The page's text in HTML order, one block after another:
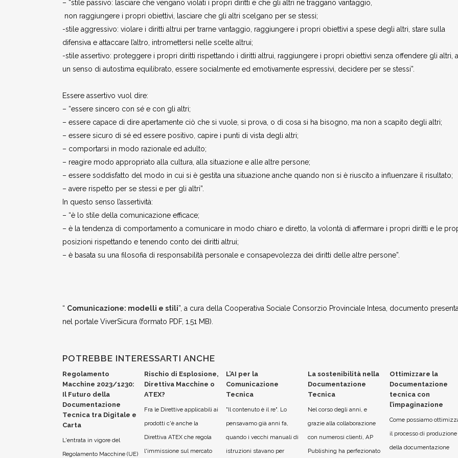
– “stile passivo: lasciare che vengano violati i propri diritti e che gli altri ne traggano vantaggio,
non raggiungere i propri obiettivi, lasciare che gli altri scelgano per se stessi;
-stile aggressivo: violare i diritti altrui per trarne vantaggio, raggiungere i propri obiettivi a spese degli altri, stare sulla
difensiva e attaccare l’altro, intromettersi nelle scelte altrui;
-stile assertivo: proteggere i propri diritti rispettando i diritti altrui, raggiungere i propri obiettivi senza offendere gli altri,
un senso di autostima equilibrato, essere socialmente ed emotivamente espressivi, decidere per se stessi”.
Essere assertivo vuol dire:
– “essere sincero con sé e con gli altri;
– essere capace di dire apertamente ciò che si vuole, si prova, o di cosa si ha bisogno, ma non a scapito degli altri;
– essere sicuro di sé ed essere positivo, capire i punti di vista degli altri;
– comportarsi in modo razionale ed adulto;
– reagire modo appropriato alla cultura, alla situazione e alle altre persone;
– essere soddisfatto del modo in cui si è gestita una situazione anche quando non si è riuscito a influenzare il risultato;
– avere rispetto per se stessi e per gli altri”.
In questo senso l’assertività:
– “è lo stile della comunicazione efficace;
– è la tendenza di comportamento a comunicare in modo chiaro e diretto, la volontà di affermare i propri diritti e le
posizioni rispettando e tenendo conto dei diritti altrui;
– è basata su una filosofia di responsabilità personale e consapevolezza dei diritti delle altre persone”.
“ Comunicazione: modelli e stili”, a cura della Cooperativa Sociale Consorzio Provinciale Intesa, documento
nel portale ViverSicura (formato PDF, 1.51 MB).
POTREBBE INTERESSARTI ANCHE
Regolamento
Macchine 2023/1230:
Il Futuro della
Documentazione
Tecnica tra Digitale e
Carta
L'entrata in vigore del
Regolamento Macchine (UE)
Rischio di Esplosione,
Direttiva Macchine o
ATEX?
Fra le Direttive applicabili ai
prodotti c'è anche la
Direttiva ATEX che regola
l'immissione sul mercato
L’AI per la
Comunicazione
Tecnica
"Il contenuto è il re". Lo
pensavamo già anni fa,
quando i vecchi manuali di
istruzioni stavano per
La sostenibilità nella
Documentazione
Tecnica
Nel corso degli anni, e
grazie alla collaborazione
con numerosi clienti, AP
Publishing ha perfezionato
Ottimizzare la
Documentazione
tecnica con
l’impaginazione
Come possiamo
il processo di produzione
della documentazione